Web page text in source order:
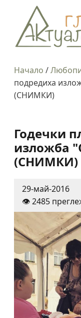
Начало /
подредиха
(СНИМКИ)
Годечки
изложба
(СНИМКИ)
29-май-2016
👁️ 2485